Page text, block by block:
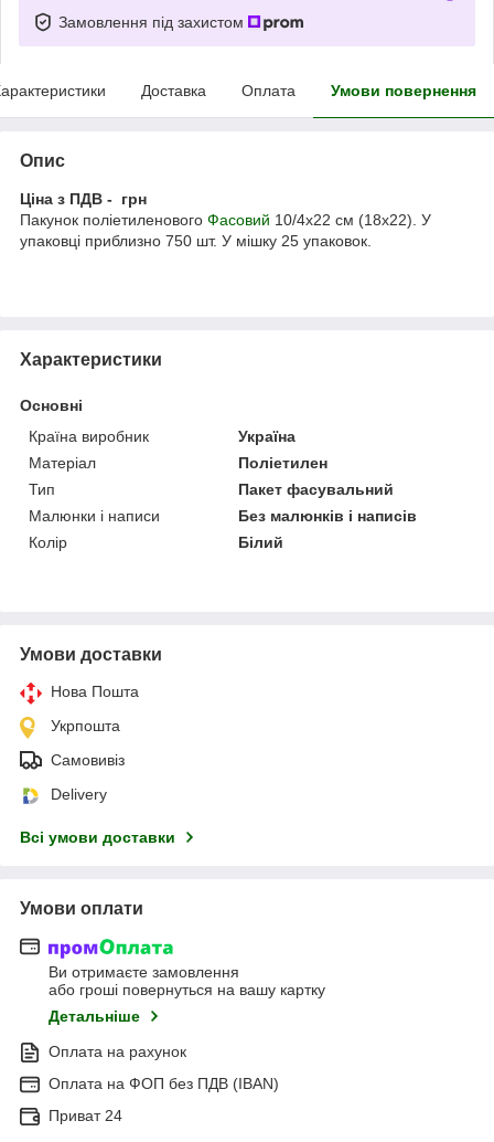
Замовлення під захистом
Доставка Оплата Умови повернення
Опис
Ціна з ПДВ - грн
Пакунок поліетиленового Фасовий 10/4х22 см (18х22). У
упаковці приблизно 750 шт. У мішку 25 упаковок.
Характеристики
Основні
Країна виробник
Україна
Матеріал
Поліетилен
Тип
Пакет фасувальний
Малюнки і написи
Без малюнків і написів
Колір
Білий
Умови доставки
Нова Пошта
Укрпошта
Самовивіз
Delivery
Всі умови доставки
Умови оплати
Ви отримаєте замовлення
або гроші повернуться на вашу картку
Детальніше
Оплата на рахунок
Оплата на ФОП без ПДВ (IBAN)
Приват 24